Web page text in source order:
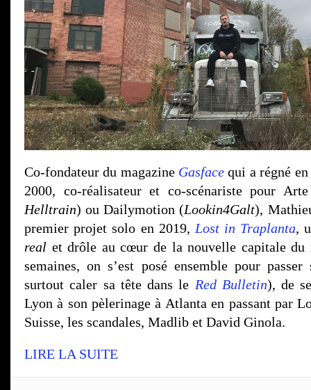
Co-fondateur du magazine Gasface qui a régné
2000, co-réalisateur et co-scénariste pour
Helltrain) ou Dailymotion (Lookin4Galt),
premier projet solo en 2019, Lost in Traplanta,
real et drôle au cœur de la nouvelle capitale du
semaines, on s’est posé ensemble pour
surtout caler sa tête dans le Red Bulletin), de
Lyon à son pèlerinage à Atlanta en passant par
Suisse, les scandales, Madlib et David Ginola.
LIRE LA SUITE